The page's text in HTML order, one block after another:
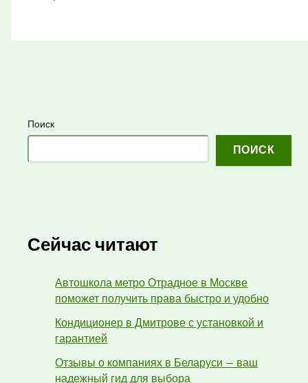
Поиск
ПОИСК
Сейчас читают
Автошкола метро Отрадное в Москве
поможет получить права быстро и удобно
Кондиционер в Дмитрове с установкой и
гарантией
Отзывы о компаниях в Беларуси — ваш
надежный гид для выбора